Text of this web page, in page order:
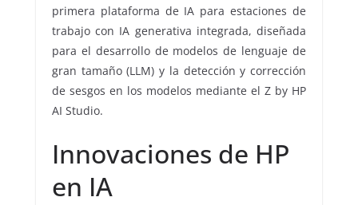
primera plataforma de IA para estaciones de
trabajo con IA generativa integrada, diseñada
para el desarrollo de modelos de lenguaje de
gran tamaño (LLM) y la detección y corrección
de sesgos en los modelos mediante el Z by HP
AI Studio.
Innovaciones de HP
en IA